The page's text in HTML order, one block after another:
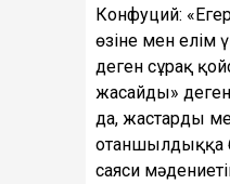
Конфуций:
өзіне мен елім
деген сұрақ
жасайды»
да, жастарды
отаншылдыққа
саяси